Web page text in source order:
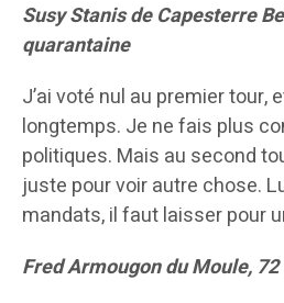
Susy Stanis de Capesterre
quarantaine
J’ai voté nul au premier tour,
longtemps. Je ne fais plus
politiques. Mais au second
juste pour voir autre chose.
mandats, il faut laisser pour
Fred Armougon du Moule, 72